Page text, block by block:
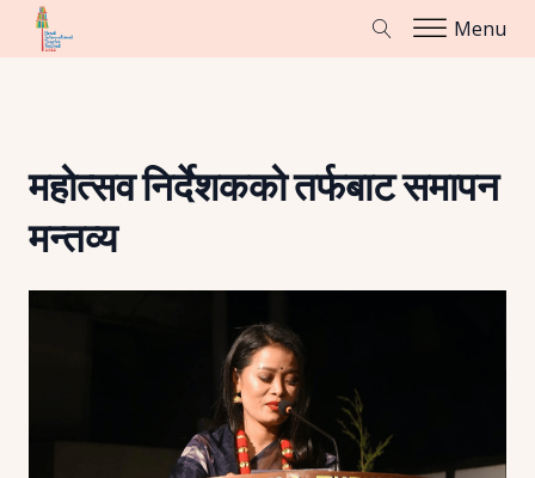
Menu
महोत्सव निर्देशकको तर्फबाट समापन
मन्तव्य